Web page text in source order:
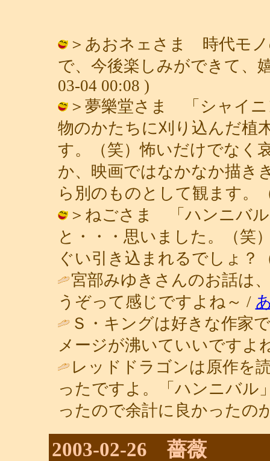
＞あおネェさま 時代モ
で、今後楽しみができて、
03-04 00:08 )
＞夢樂堂さま 「シャイニ
物のかたちに刈り込んだ植
す。（笑）怖いだけでなく
か、映画ではなかなか描き
ら別のものとして観ます。
＞ねごさま 「ハンニバル
と・・・思いました。（笑
ぐい引き込まれるでしょ？
宮部みゆきさんのお話は
うぞって感じですよね～ /
Ｓ・キングは好きな作家
メージが沸いていいですよ
レッドドラゴンは原作を
ったですよ。「ハンニバル
ったので余計に良かったの
2003-02-26 薔薇